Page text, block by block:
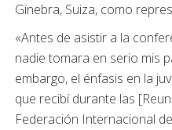
Ginebra, Suiza, como
«Antes de asistir a la
nadie tomara en serio mis
embargo, el énfasis en la
que recibí durante las
Federación Internacional